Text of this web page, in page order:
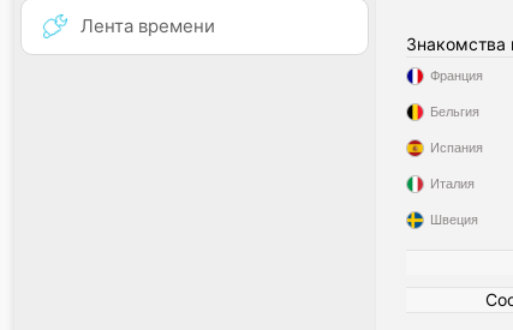
Лента времени
Знакомства
Франция
Бельгия
Испания
Италия
Швеция